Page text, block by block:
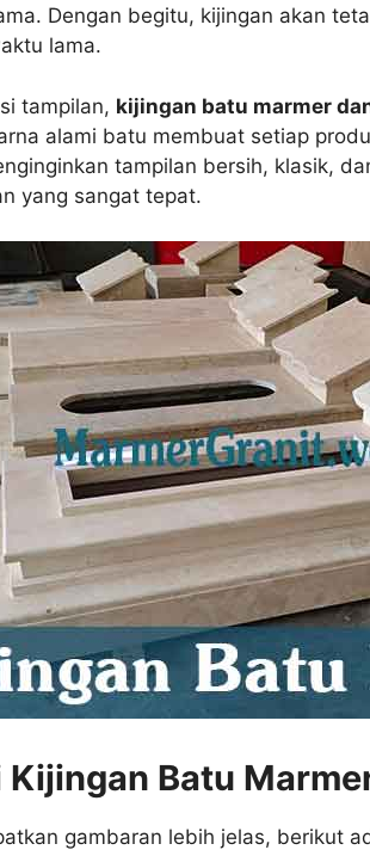
Dengan begitu, kijingan akan
lama.
tampilan, kijingan batu marmer
alami batu membuat setiap
tampilan bersih, klasik,
yang sangat tepat.
Batu
gambaran lebih jelas, berikut